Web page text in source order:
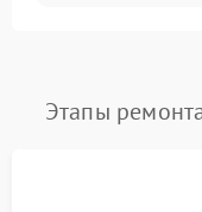
Замена платы
Этапы